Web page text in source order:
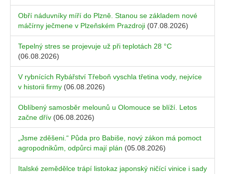
Obří náduvníky míří do Plzně. Stanou se základem nové
máčírny ječmene v Plzeňském Prazdroji (07.08.2026)
Tepelný stres se projevuje už při teplotách 28 °C
(06.08.2026)
V rybnících Rybářství Třeboň vyschla třetina vody, nejvíce
v historii firmy (06.08.2026)
Oblíbený samosběr melounů u Olomouce se blíží. Letos
začne dřív (06.08.2026)
„Jsme zděšeni.“ Půda pro Babiše, nový zákon má pomoct
agropodnikům, odpůrci mají plán (05.08.2026)
Italské zemědělce trápí listokaz japonský ničící vinice i sady